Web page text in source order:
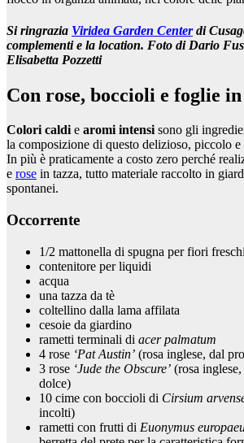
Si ringrazia Viridea Garden Centerdi
complementi e la location. Foto di Dario
Elisabetta Pozzetti
Con rose, boccioli e foglie
Colori caldi e aromi intensi sono gli
la composizione di questo delizioso, piccolo
In più è praticamente a costo zero perché
e rose in tazza, tutto materiale raccolto in
spontanei.
Occorrente
1/2 mattonella di spugna per fiori freschi
contenitore per liquidi
acqua
una tazza da tè
coltellino dalla lama affilata
cesoie da giardino
rametti terminali di acer palmatum
4 rose ‘Pat Austin’ (rosa inglese, dal
3 rose ‘Jude the Obscure’ (rosa
dolce)
10 cime con boccioli di Cirsium
incolti)
rametti con frutti di Euonymus